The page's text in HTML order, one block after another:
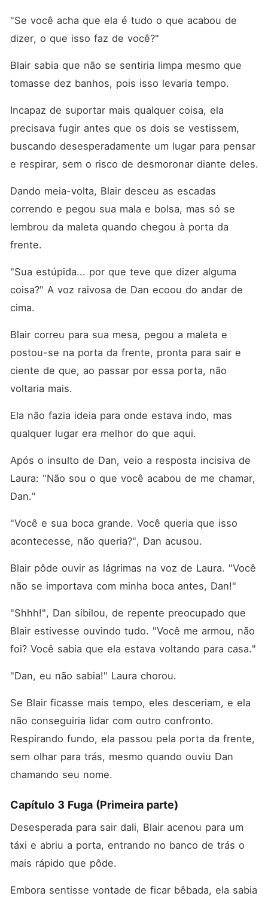
"Se você acha que ela é tudo o que acabou de
dizer, o que isso faz de você?"
Blair sabia que não se sentiria limpa mesmo que
tomasse dez banhos, pois isso levaria tempo.
Incapaz de suportar mais qualquer coisa, ela
precisava fugir antes que os dois se vestissem,
buscando desesperadamente um lugar para pensar
Dando meia-volta, Blair desceu as escadas
correndo e pegou sua mala e bolsa, mas só se
lembrou da maleta quando chegou à porta da
frente.
"Sua estúpida... por que teve que dizer alguma
coisa?" A voz raivosa de Dan ecoou do andar de
cima.
Blair correu para sua mesa, pegou a maleta e
postou-se na porta da frente, pronta para sair e
ciente de que, ao passar por essa porta, não
voltaria mais.
Ela não fazia ideia para onde estava indo, mas
qualquer lugar era melhor do que aqui.
Após o insulto de Dan, veio a resposta incisiva de
Laura: "Não sou o que você acabou de me chamar,
Dan."
"Você e sua boca grande. Você queria que isso
acontecesse, não queria?", Dan acusou.
Blair pôde ouvir as lágrimas na voz de Laura. "Você
não se importava com minha boca antes, Dan!"
"Shhh!", Dan sibilou, de repente preocupado que
Blair estivesse ouvindo tudo. "Você me armou, não
foi? Você sabia que ela estava voltando para casa."
"Dan, eu não sabia!" Laura chorou.
Se Blair ficasse mais tempo, eles desceriam, e ela
não conseguiria lidar com outro confronto.
Respirando fundo, ela passou pela porta da frente,
sem olhar para trás, mesmo quando ouviu Dan
chamando seu nome.
Capítulo 3 Fuga (Primeira parte)
Desesperada para sair dali, Blair acenou para um
táxi e abriu a porta, entrando no banco de trás o
mais rápido que pôde.
Embora sentisse vontade de ficar bêbada, ela sabia